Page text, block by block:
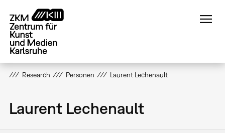
zum
Inhalt
Research Personen Laurent Lechenault
Laurent Lechenault